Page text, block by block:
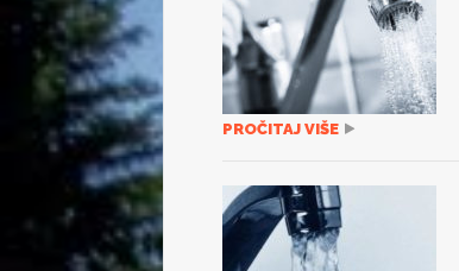
PROČITAJ VIŠE